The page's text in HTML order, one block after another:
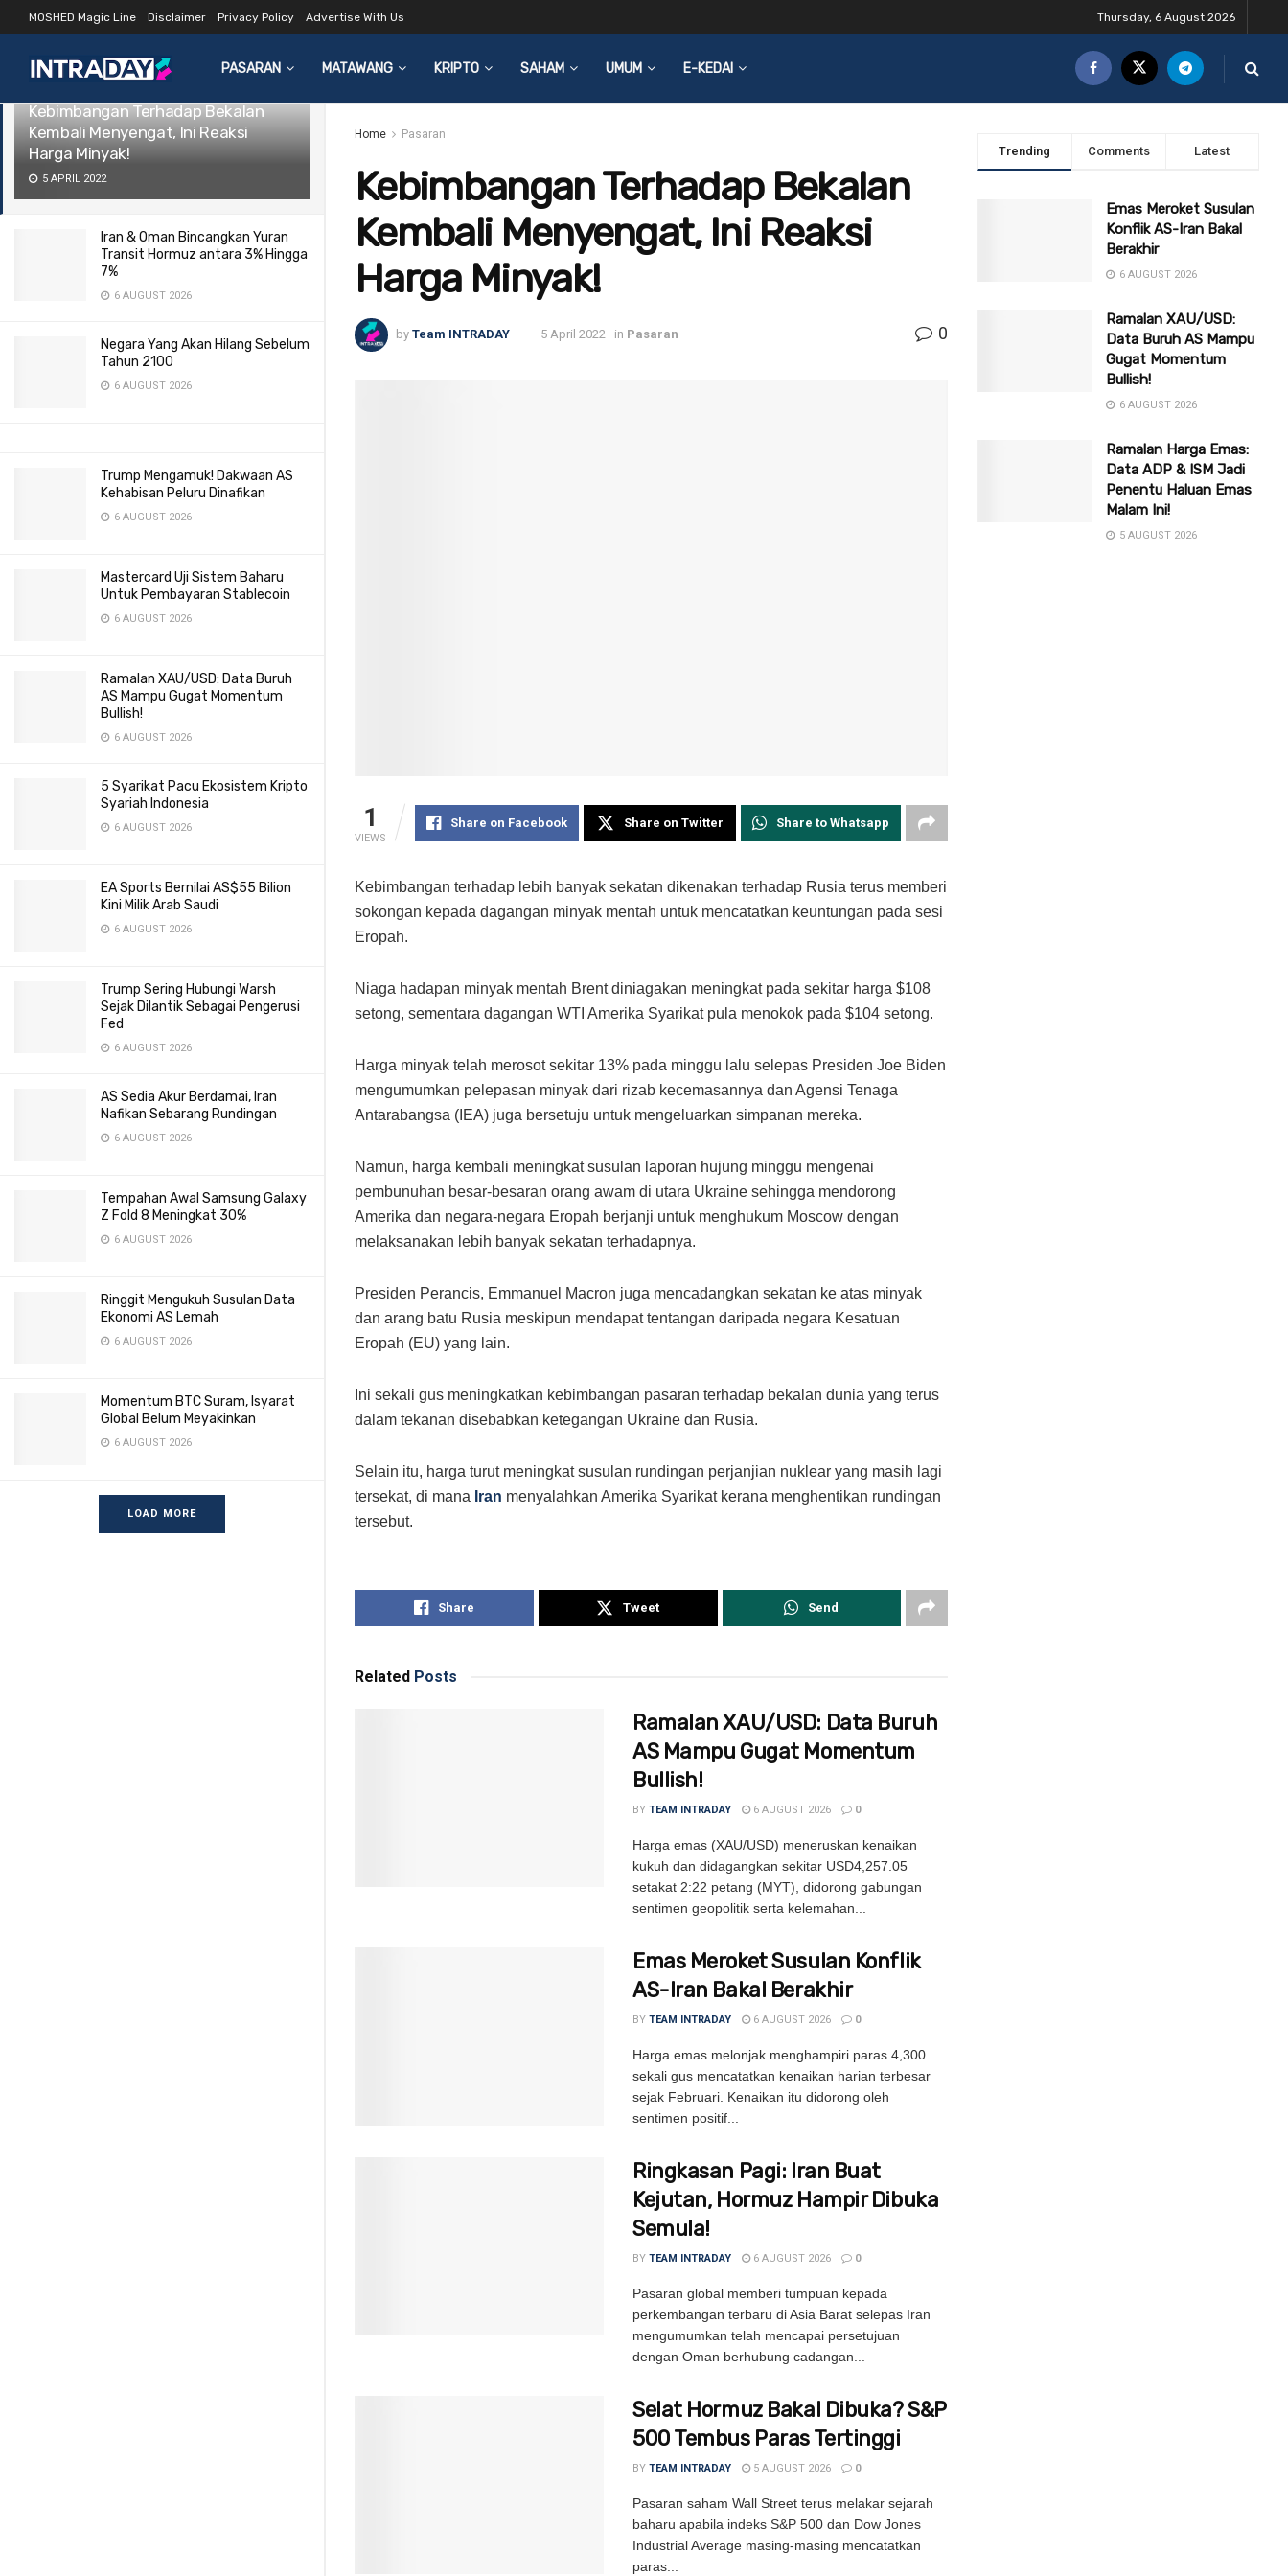
LATEST TRENDING Filter
Kebimbangan Terhadap Bekalan
Kembali Menyengat, Ini Reaksi
Harga Minyak!
5 APRIL 2022
Iran & Oman Bincangkan Yuran
Transit Hormuz antara 3% Hingga
7%
6 AUGUST 2026
Negara Yang Akan Hilang Sebelum
Tahun 2100
6 AUGUST 2026
Trump Mengamuk! Dakwaan AS
Kehabisan Peluru Dinafikan
6 AUGUST 2026
Mastercard Uji Sistem Baharu
Untuk Pembayaran Stablecoin
6 AUGUST 2026
Ramalan XAU/USD: Data Buruh
AS Mampu Gugat Momentum
Bullish!
6 AUGUST 2026
5 Syarikat Pacu Ekosistem Kripto
Syariah Indonesia
6 AUGUST 2026
EA Sports Bernilai AS$55 Bilion
Kini Milik Arab Saudi
6 AUGUST 2026
Trump Sering Hubungi Warsh
Sejak Dilantik Sebagai Pengerusi
Fed
6 AUGUST 2026
AS Sedia Akur Berdamai, Iran
Nafikan Sebarang Rundingan
6 AUGUST 2026
Tempahan Awal Samsung Galaxy
Z Fold 8 Meningkat 30%
6 AUGUST 2026
Ringgit Mengukuh Susulan Data
Ekonomi AS Lemah
6 AUGUST 2026
Momentum BTC Suram, Isyarat
Global Belum Meyakinkan
6 AUGUST 2026
LOAD MORE
MOSHED Magic Line Disclaimer Privacy Policy Advertise With Us Thursday, 6 August 2026
PASARAN MATAWANG KRIPTO SAHAM UMUM E-KEDAI
Home Pasaran
Kebimbangan Terhadap Bekalan
Kembali Menyengat, Ini Reaksi
Harga Minyak!
by Team INTRADAY 5 April 2022 in Pasaran 0
1
VIEWS
Share on Facebook Share on Twitter Share to Whatsapp
Kebimbangan terhadap lebih banyak sekatan dikenakan terhadap Rusia terus memberi
sokongan kepada dagangan minyak mentah untuk mencatatkan keuntungan pada sesi
Eropah.
Niaga hadapan minyak mentah Brent diniagakan meningkat pada sekitar harga $108
setong, sementara dagangan WTI Amerika Syarikat pula menokok pada $104 setong.
Harga minyak telah merosot sekitar 13% pada minggu lalu selepas Presiden Joe Biden
mengumumkan pelepasan minyak dari rizab kecemasannya dan Agensi Tenaga
Antarabangsa (IEA) juga bersetuju untuk mengeluarkan simpanan mereka.
Namun, harga kembali meningkat susulan laporan hujung minggu mengenai
pembunuhan besar-besaran orang awam di utara Ukraine sehingga mendorong
Amerika dan negara-negara Eropah berjanji untuk menghukum Moscow dengan
melaksanakan lebih banyak sekatan terhadapnya.
Presiden Perancis, Emmanuel Macron juga mencadangkan sekatan ke atas minyak
dan arang batu Rusia meskipun mendapat tentangan daripada negara Kesatuan
Eropah (EU) yang lain.
Ini sekali gus meningkatkan kebimbangan pasaran terhadap bekalan dunia yang terus
dalam tekanan disebabkan ketegangan Ukraine dan Rusia.
Selain itu, harga turut meningkat susulan rundingan perjanjian nuklear yang masih lagi
tersekat, di mana Iran menyalahkan Amerika Syarikat kerana menghentikan rundingan
tersebut.
Share Tweet Send
Related Posts
Ramalan XAU/USD: Data Buruh
AS Mampu Gugat Momentum
Bullish!
BY TEAM INTRADAY 6 AUGUST 2026 0
Harga emas (XAU/USD) meneruskan kenaikan
kukuh dan didagangkan sekitar USD4,257.05
setakat 2:22 petang (MYT), didorong gabungan
sentimen geopolitik serta kelemahan...
Emas Meroket Susulan Konflik
AS-Iran Bakal Berakhir
BY TEAM INTRADAY 6 AUGUST 2026 0
Harga emas melonjak menghampiri paras 4,300
sekali gus mencatatkan kenaikan harian terbesar
sejak Februari. Kenaikan itu didorong oleh
sentimen positif...
Ringkasan Pagi: Iran Buat
Kejutan, Hormuz Hampir Dibuka
Semula!
BY TEAM INTRADAY 6 AUGUST 2026 0
Pasaran global memberi tumpuan kepada
perkembangan terbaru di Asia Barat selepas Iran
mengumumkan telah mencapai persetujuan
dengan Oman berhubung cadangan...
Selat Hormuz Bakal Dibuka? S&P
500 Tembus Paras Tertinggi
BY TEAM INTRADAY 5 AUGUST 2026 0
Pasaran saham Wall Street terus melakar sejarah
baharu apabila indeks S&P 500 dan Dow Jones
Industrial Average masing-masing mencatatkan
paras...
Trending Comments Latest
Emas Meroket Susulan
Konflik AS-Iran Bakal
Berakhir
6 AUGUST 2026
Ramalan XAU/USD:
Data Buruh AS Mampu
Gugat Momentum
Bullish!
6 AUGUST 2026
Ramalan Harga Emas:
Data ADP & ISM Jadi
Penentu Haluan Emas
Malam Ini!
5 AUGUST 2026